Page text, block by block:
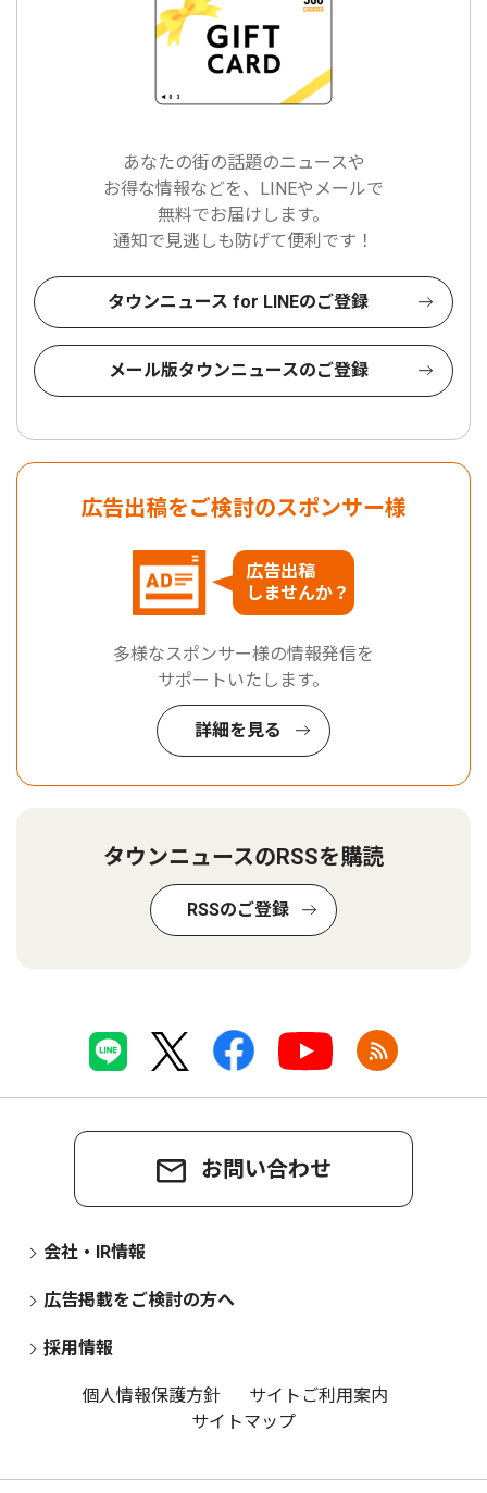
あなたの街の話題のニュースや
お得な情報などを、LINEやメールで
無料でお届けします。
通知で見逃しも防げて便利です！
タウンニュース for LINEのご登録
メール版タウンニュースのご登録
広告出稿をご検討のスポンサー様
広告出稿
しませんか？
多様なスポンサー様の情報発信を
サポートいたします。
詳細を見る
タウンニュースのRSSを購読
RSSのご登録
お問い合わせ
会社・IR情報
広告掲載をご検討の方へ
採用情報
個人情報保護方針
サイトご利用案内
サイトマップ